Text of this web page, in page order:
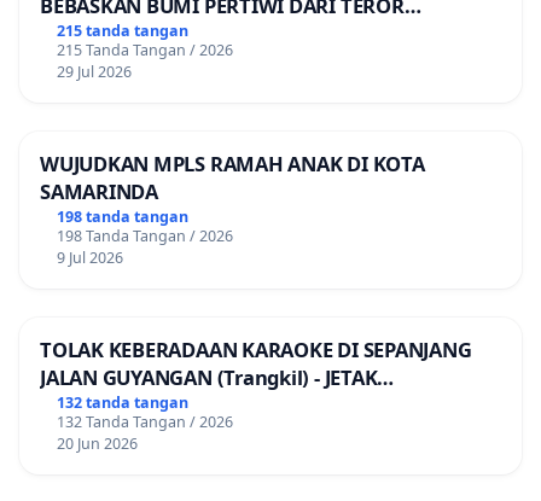
BEBASKAN BUMI PERTIWI DARI TEROR
PINJAMAN ONLINE! TUTUP PINJOL!
215 tanda tangan
215 Tanda Tangan / 2026
29 Jul 2026
WUJUDKAN MPLS RAMAH ANAK DI KOTA
SAMARINDA
198 tanda tangan
198 Tanda Tangan / 2026
9 Jul 2026
TOLAK KEBERADAAN KARAOKE DI SEPANJANG
JALAN GUYANGAN (Trangkil) - JETAK
(Wedarijaksa) Kab. PATI
132 tanda tangan
132 Tanda Tangan / 2026
20 Jun 2026